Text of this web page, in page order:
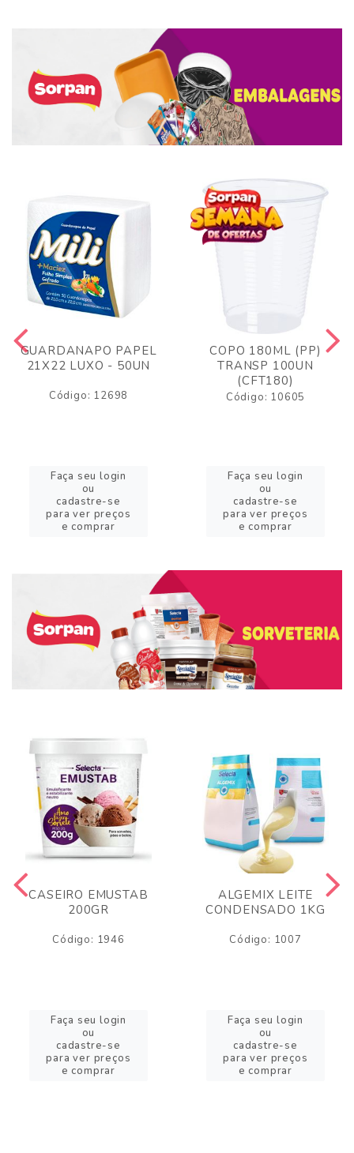
GUARDANAPO PAPEL
21X22 LUXO - 50UN
Código: 12698
Faça seu login
ou
cadastre-se
para ver preços
e comprar
COPO 180ML (PP)
TRANSP 100UN
(CFT180)
Código: 10605
Faça seu login
ou
cadastre-se
para ver preços
e comprar
CASEIRO EMUSTAB
200GR
Código: 1946
Faça seu login
ou
cadastre-se
para ver preços
e comprar
ALGEMIX LEITE
CONDENSADO 1KG
Código: 1007
Faça seu login
ou
cadastre-se
para ver preços
e comprar